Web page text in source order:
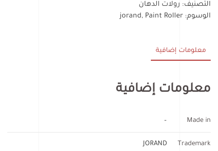
التصنيف: رولات الدهان
الوسوم:
jorand, Paint Roller
معلومات إضافية
معلومات إضافية
Made in
–
Trademark
JORAND